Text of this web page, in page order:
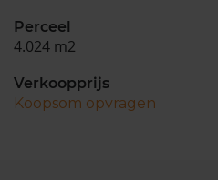
Perceel
4.024 m2
Verkoopprijs
Koopsom opvragen